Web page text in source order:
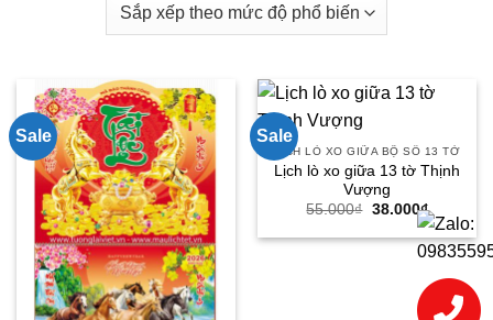
Sale Sale
LỊCH LÒ XO GIỮA BỘ SỐ 13 TỜ
Lịch lò xo giữa 13 tờ Thịnh
Vượng
55.000₫ Giá
là:
55.000₫.
38.000₫Giá
hiện
tại
là: